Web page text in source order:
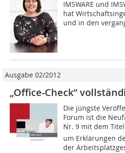
IMSWARE und
hat
und in den
Ausgabe 02/2012
„Office-Check“
Die jüngste
Forum ist die
Nr. 9 mit dem Titel
um Erklärungen
der